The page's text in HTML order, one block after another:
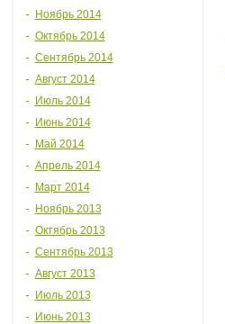
Ноябрь 2014
Октябрь 2014
Сентябрь 2014
Август 2014
Июль 2014
Июнь 2014
Май 2014
Апрель 2014
Март 2014
Ноябрь 2013
Октябрь 2013
Сентябрь 2013
Август 2013
Июль 2013
Июнь 2013